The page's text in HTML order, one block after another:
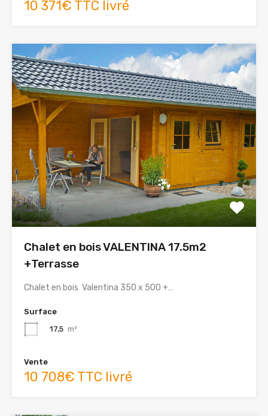
10 371€ TTC livré
Chalet en bois VALENTINA 17.5m2
+Terrasse
Chalet en bois Valentina 350 x 500 +…
Surface
17,5 m²
Vente
10 708€ TTC livré